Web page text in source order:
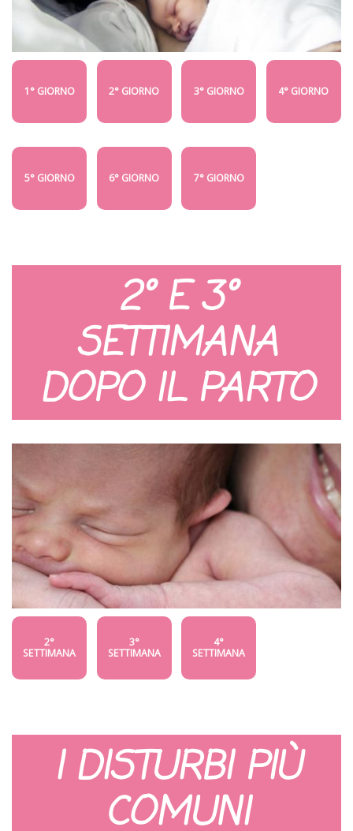
1° GIORNO 2° GIORNO 3° GIORNO 4° GIORNO
5° GIORNO 6° GIORNO 7° GIORNO
2° E 3°
SETTIMANA
DOPO IL PARTO
2°
SETTIMANA
3°
SETTIMANA
4°
SETTIMANA
I DISTURBI PIÙ
COMUNI